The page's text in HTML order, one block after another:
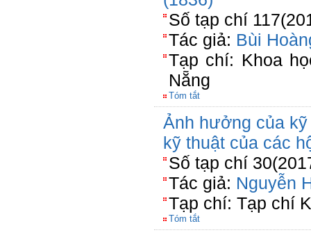
Số tạp chí
Tác giả: Bùi
Tạp chí: Khoa
Nẵng
Tóm tắt
Ảnh hưởng của
kỹ thuật của các
Số tạp chí
Tác giả: Nguyễn
Tạp chí: Tạp chí
Tóm tắt